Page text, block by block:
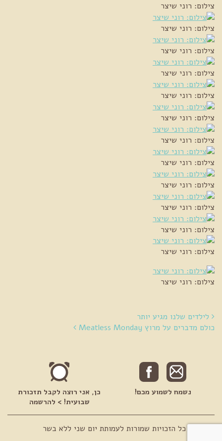
צילום: רוני שיצר
צילום: רוני שיצר
צילום: רוני שיצר
צילום: רוני שיצר
צילום: רוני שיצר
צילום: רוני שיצר
צילום: רוני שיצר
צילום: רוני שיצר
צילום: רוני שיצר
צילום: רוני שיצר
צילום: רוני שיצר
צילום: רוני שיצר
צילום: רוני שיצר
ניווט בין מאמרים
לילדים שלנו מגיע יותר
כולם מדברים על מרוץ Meatless Monday
נשמח לשמוע מכם!
כן, אני רוצה לקבל תזכורת
שבועית! > להרשמה